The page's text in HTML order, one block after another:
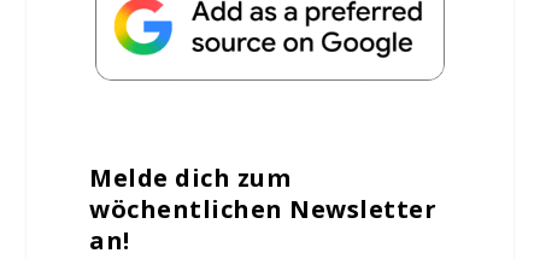
Melde dich zum
wöchentlichen Newsletter
an!